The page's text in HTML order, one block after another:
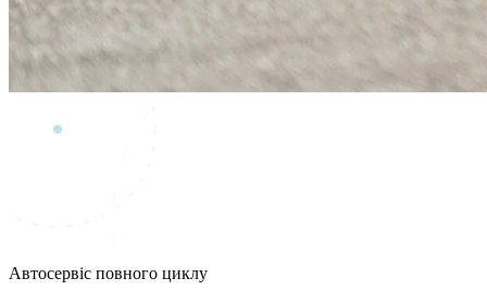
Автосервіс повного циклу